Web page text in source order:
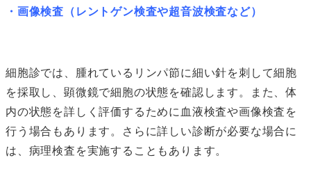
・画像検査（レントゲン検査や超音波検査など）
細胞診では、腫れているリンパ節に細い針を刺して細胞
を採取し、顕微鏡で細胞の状態を確認します。また、体
内の状態を詳しく評価するために血液検査や画像検査を
行う場合もあります。さらに詳しい診断が必要な場合に
は、病理検査を実施することもあります。